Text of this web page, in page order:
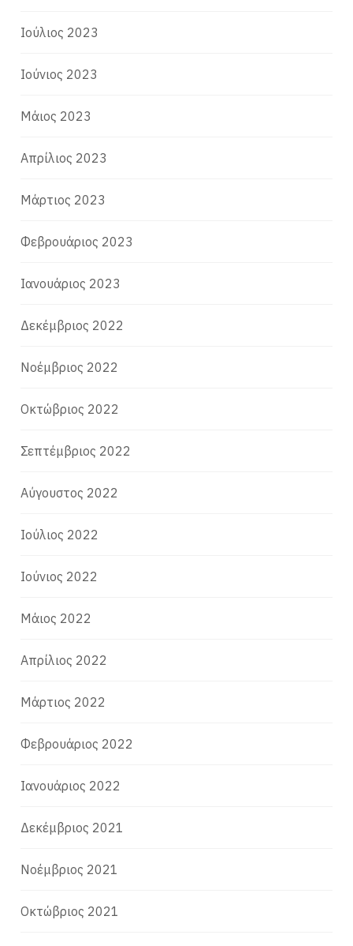
Ιούλιος 2023
Ιούνιος 2023
Μάιος 2023
Απρίλιος 2023
Μάρτιος 2023
Φεβρουάριος 2023
Ιανουάριος 2023
Δεκέμβριος 2022
Νοέμβριος 2022
Οκτώβριος 2022
Σεπτέμβριος 2022
Αύγουστος 2022
Ιούλιος 2022
Ιούνιος 2022
Μάιος 2022
Απρίλιος 2022
Μάρτιος 2022
Φεβρουάριος 2022
Ιανουάριος 2022
Δεκέμβριος 2021
Νοέμβριος 2021
Οκτώβριος 2021